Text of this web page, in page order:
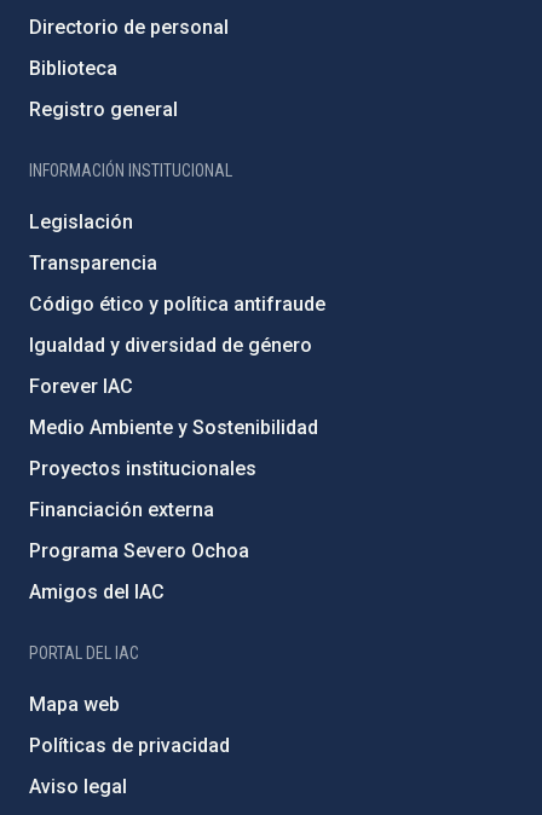
Directorio de personal
Biblioteca
Registro general
INFORMACIÓN INSTITUCIONAL
Legislación
Transparencia
Código ético y política antifraude
Igualdad y diversidad de género
Forever IAC
Medio Ambiente y Sostenibilidad
Proyectos institucionales
Financiación externa
Programa Severo Ochoa
Amigos del IAC
PORTAL DEL IAC
Mapa web
Políticas de privacidad
Aviso legal